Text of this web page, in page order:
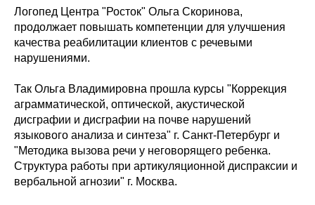
Логопед Центра "Росток" Ольга Скоринова,
продолжает повышать компетенции для улучшения
качества реабилитации клиентов с речевыми
нарушениями.
Так Ольга Владимировна прошла курсы "Коррекция
аграмматической, оптической, акустической
дисграфии и дисграфии на почве нарушений
языкового анализа и синтеза" г. Санкт-Петербург и
"Методика вызова речи у неговорящего ребенка.
Структура работы при артикуляционной диспраксии и
вербальной агнозии" г. Москва.